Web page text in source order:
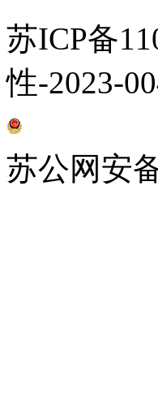
苏ICP备
性-2023-
苏公网安